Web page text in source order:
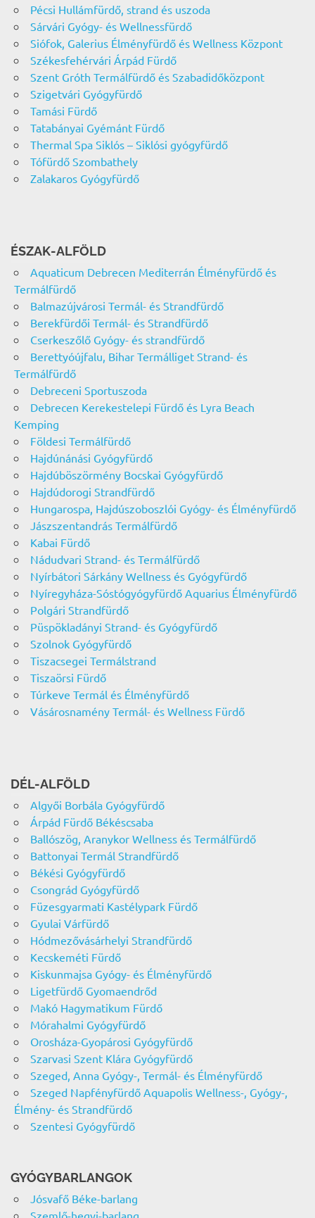
Pécsi Hullámfürdő, strand és uszoda
Sárvári Gyógy- és Wellnessfürdő
Siófok, Galerius Élményfürdő és Wellness Központ
Székesfehérvári Árpád Fürdő
Szent Gróth Termálfürdő és Szabadidőközpont
Szigetvári Gyógyfürdő
Tamási Fürdő
Tatabányai Gyémánt Fürdő
Thermal Spa Siklós – Siklósi gyógyfürdő
Tófürdő Szombathely
Zalakaros Gyógyfürdő
ÉSZAK-ALFÖLD
Aquaticum Debrecen Mediterrán Élményfürdő és
Termálfürdő
Balmazújvárosi Termál- és Strandfürdő
Berekfürdői Termál- és Strandfürdő
Cserkeszőlő Gyógy- és strandfürdő
Berettyóújfalu, Bihar Termálliget Strand- és
Termálfürdő
Debreceni Sportuszoda
Debrecen Kerekestelepi Fürdő és Lyra Beach
Kemping
Földesi Termálfürdő
Hajdúnánási Gyógyfürdő
Hajdúböszörmény Bocskai Gyógyfürdő
Hajdúdorogi Strandfürdő
Hungarospa, Hajdúszoboszlói Gyógy- és Élményfürdő
Jászszentandrás Termálfürdő
Kabai Fürdő
Nádudvari Strand- és Termálfürdő
Nyírbátori Sárkány Wellness és Gyógyfürdő
Nyíregyháza-Sóstógyógyfürdő Aquarius Élményfürdő
Polgári Strandfürdő
Püspökladányi Strand- és Gyógyfürdő
Szolnok Gyógyfürdő
Tiszacsegei Termálstrand
Tiszaörsi Fürdő
Túrkeve Termál és Élményfürdő
Vásárosnamény Termál- és Wellness Fürdő
DÉL-ALFÖLD
Algyői Borbála Gyógyfürdő
Árpád Fürdő Békéscsaba
Ballószög, Aranykor Wellness és Termálfürdő
Battonyai Termál Strandfürdő
Békési Gyógyfürdő
Csongrád Gyógyfürdő
Füzesgyarmati Kastélypark Fürdő
Gyulai Várfürdő
Hódmezővásárhelyi Strandfürdő
Kecskeméti Fürdő
Kiskunmajsa Gyógy- és Élményfürdő
Ligetfürdő Gyomaendrőd
Makó Hagymatikum Fürdő
Mórahalmi Gyógyfürdő
Orosháza-Gyopárosi Gyógyfürdő
Szarvasi Szent Klára Gyógyfürdő
Szeged, Anna Gyógy-, Termál- és Élményfürdő
Szeged Napfényfürdő Aquapolis Wellness-, Gyógy-,
Élmény- és Strandfürdő
Szentesi Gyógyfürdő
GYÓGYBARLANGOK
Jósvafő Béke-barlang
Szemlő-hegyi-barlang